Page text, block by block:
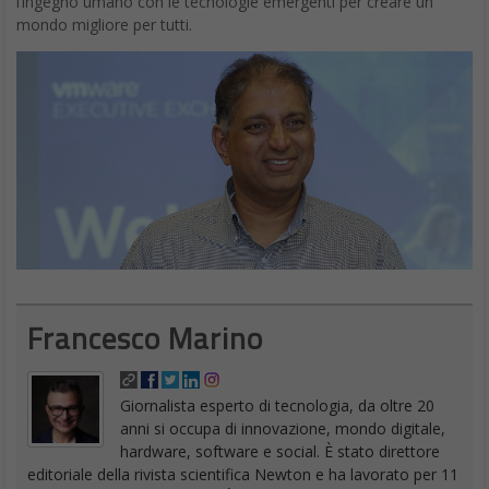
mondo migliore per tutti.
Francesco Marino
Giornalista esperto di tecnologia, da oltre 20
anni si occupa di innovazione, mondo digitale,
hardware, software e social. È stato direttore
editoriale della rivista scientifica Newton e ha lavorato per 11